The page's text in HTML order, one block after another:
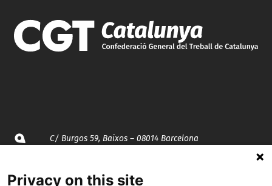
C/ Burgos 59, Baixos – 08014 Barcelona
Privacy on this site